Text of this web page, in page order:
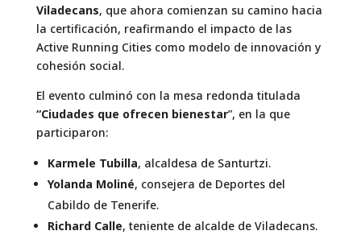
Viladecans, que ahora comienzan su camino hacia
la certificación, reafirmando el impacto de las
Active Running Cities como modelo de innovación y
cohesión social.
El evento culminó con la mesa redonda titulada
“Ciudades que ofrecen bienestar”, en la que
participaron:
Karmele Tubilla, alcaldesa de Santurtzi.
Yolanda Moliné, consejera de Deportes del
Cabildo de Tenerife.
Richard Calle, teniente de alcalde de Viladecans.